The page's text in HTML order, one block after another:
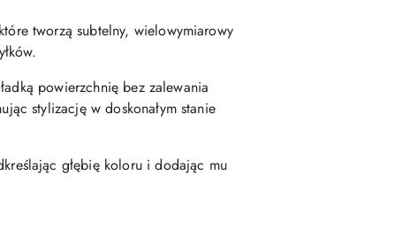
tworzą subtelny, wielowymiarowy
powierzchnię bez zalewania
stylizację w doskonałym stanie
głębię koloru i dodając mu